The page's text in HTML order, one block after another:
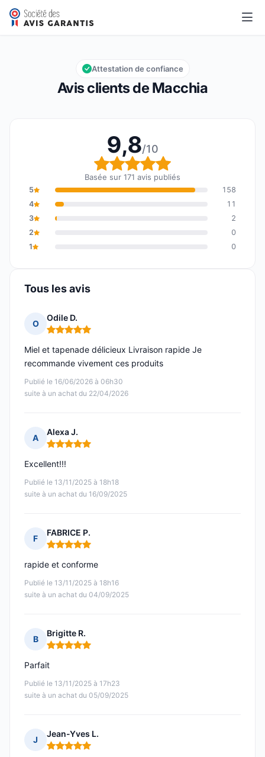
Macchia
Note globale : 9,8 sur 10
9,8/10
Avis clients de Macchia
Attestation de confiance
9,8/10
Note globale : 9,8 sur
Basée sur 171 avis publiés
5
158
4
11
3
2
2
0
1
0
Tous les avis
O
Odile D.
Note : 5 sur 5
Publié le 16/06/2026 à 06h30
suite à un achat du 22/04/2026
Miel et tapenade délicieux Livraison rapide Je
recommande vivement ces produits
A
Alexa J.
Note : 5 sur 5
Publié le 13/11/2025 à 18h18
suite à un achat du 16/09/2025
Excellent!!!
F
FABRICE P.
Note : 5 sur 5
Publié le 13/11/2025 à 18h16
suite à un achat du 04/09/2025
rapide et conforme
B
Brigitte R.
Note : 5 sur 5
Publié le 13/11/2025 à 17h23
suite à un achat du 05/09/2025
Parfait
J
Jean-Yves L.
Note : 5 sur 5